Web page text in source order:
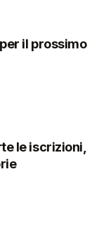
il prossimo
le iscrizioni,